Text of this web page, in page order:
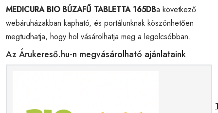
MEDICURA BIO BÚZAFŰ TABLETTA 165DBa következő
webáruházakban kapható, és portálunknak köszönhetően
megtudhatja, hogy hol vásárolhatja meg a legolcsóbban.
Az Árukereső.hu-n megvásárolható ajánlataink